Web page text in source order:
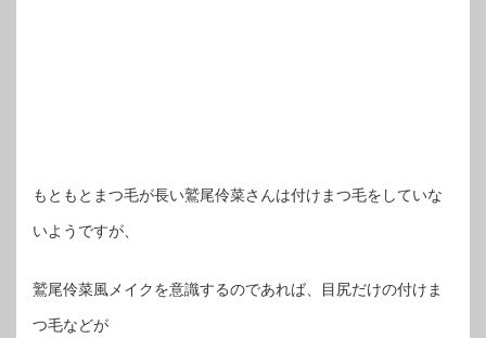
もともとまつ毛が長い鷲尾伶菜さんは付けまつ毛をしていな
いようですが、
鷲尾伶菜風メイクを意識するのであれば、目尻だけの付けま
つ毛などが